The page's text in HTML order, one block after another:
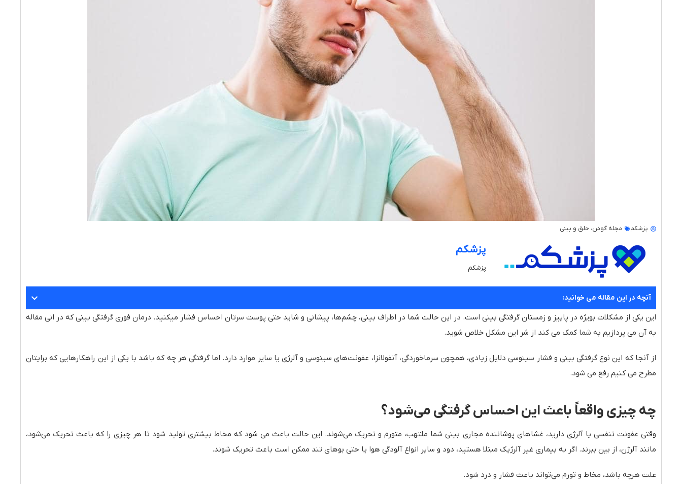
پزشکم مجله گوش، حلق و بینی
پزشکم
پزشکم
آنچه در این مقاله می خوانید:
این یکی از مشکلات بویژه در پاییز و زمستان گرفتگی بینی است. در این حالت شما در اطراف بینی، چشم‌ها، پیشانی و شاید حتی پوست سرتان احساس فشار میکنید. درمان فوری گرفتگی بینی که در انی مقاله
به آن می پردازیم به شما کمک می کند از شر این مشکل خلاص شوید.
از آنجا که این نوع گرفتگی بینی و فشار سینوسی دلایل زیادی، همچون سرماخوردگی، آنفولانزا، عفونت‌های سینوسی و آلرژی یا سایر موارد دارد. اما گرفتگی هر چه که باشد با یکی از این راهکارهایی که برایتان
مطرح می کنیم رفع می شود.
چه چیزی واقعاً باعث این احساس گرفتگی می‌شود؟
وقتی عفونت تنفسی یا آلرژی دارید، غشاهای پوشاننده مجاری بینی شما ملتهب، متورم و تحریک می‌شوند. این حالت باعث می شود که مخاط بیشتری تولید شود تا هر چیزی را که باعث تحریک می‌شود،
مانند آلرژن، از بین ببرند. اگر به بیماری غیر آلرژیک مبتلا هستید، دود و سایر انواع آلودگی هوا یا حتی بوهای تند ممکن است باعث تحریک شوند.
علت هرچه باشد، مخاط و تورم می‌تواند باعث فشار و درد شود.